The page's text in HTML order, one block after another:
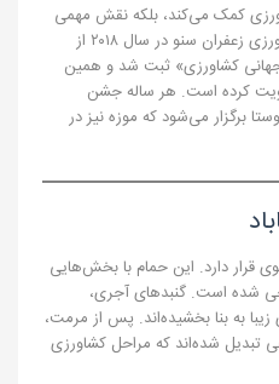
کمک می‌کند، بلکه نقش مهمی
در توسعه گردشگری دارد. نظام کشاورزی زعفران سنو در سال ۲۰۱۸ از
جهانی کشاورزی» ثبت شد و همین
کرده است. هر ساله جشن
برگزار می‌شود که موزه نیز در
قرار دارد. این حمام با بخش‌هایی
شده است. گنبدهای آجری،
به بنا بخشیده‌اند. پس از مرمت،
تبدیل شده‌اند که مراحل کشاورزی